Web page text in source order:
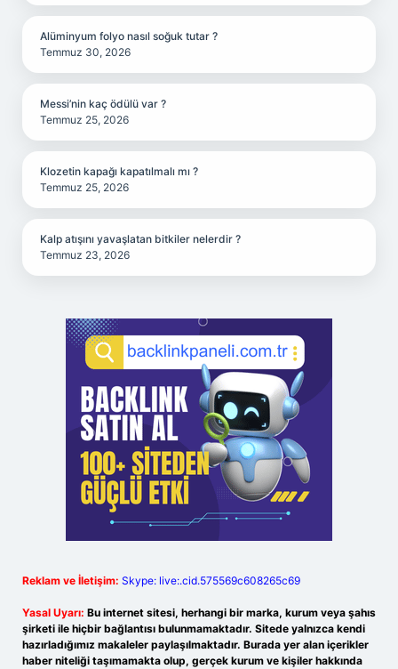
Alüminyum folyo nasıl soğuk tutar ?
Temmuz 30, 2026
Messi’nin kaç ödülü var ?
Temmuz 25, 2026
Klozetin kapağı kapatılmalı mı ?
Temmuz 25, 2026
Kalp atışını yavaşlatan bitkiler nelerdir ?
Temmuz 23, 2026
Reklam ve İletişim: Skype: live:.cid.575569c608265c69
Yasal Uyarı: Bu internet sitesi, herhangi bir marka, kurum veya şahıs
şirketi ile hiçbir bağlantısı bulunmamaktadır. Sitede yalnızca kendi
hazırladığımız makaleler paylaşılmaktadır. Burada yer alan içerikler
haber niteliği taşımamakta olup, gerçek kurum ve kişiler hakkında